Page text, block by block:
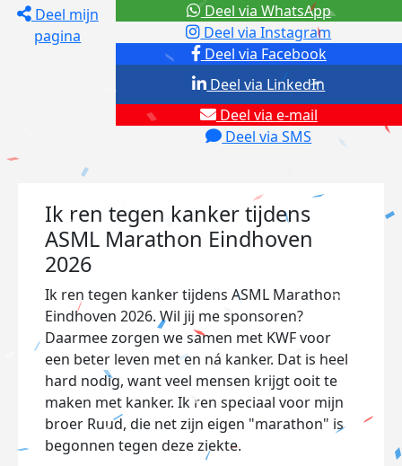
Deel mijn
pagina
Deel via Facebook
Deel via Instagram
Deel via e-mail
Deel via SMS
Deel via LinkedIn
Deel via WhatsApp
Ik ren tegen kanker tijdens
ASML Marathon Eindhoven
2026
Ik ren tegen kanker tijdens ASML Marathon
Eindhoven 2026. Wil jij me sponsoren?
Daarmee zorgen we samen met KWF voor
een beter leven met en ná kanker. Dat is heel
hard nodig, want veel mensen krijgt ooit te
maken met kanker. Ik ren speciaal voor mijn
broer Ruud, die net zijn eigen "marathon" is
begonnen tegen deze ziekte.